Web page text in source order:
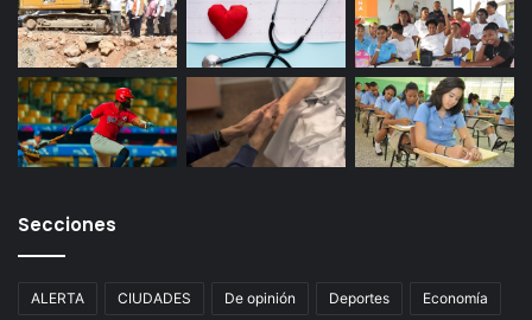
Secciones
ALERTA CIUDADES De opinión Deportes Economía